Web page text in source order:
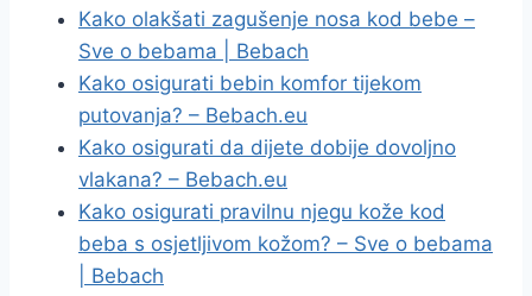
Kako olakšati zagušenje nosa kod bebe –
Sve o bebama | Bebach
Kako osigurati bebin komfor tijekom
putovanja? – Bebach.eu
Kako osigurati da dijete dobije dovoljno
vlakana? – Bebach.eu
Kako osigurati pravilnu njegu kože kod
beba s osjetljivom kožom? – Sve o bebama
| Bebach